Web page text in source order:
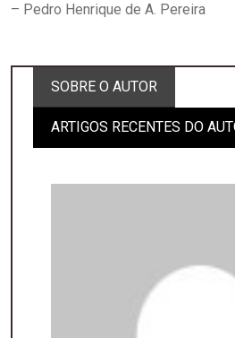
– Pedro Henrique de A. Pereira
SOBRE O AUTOR
ARTIGOS RECENTES DO